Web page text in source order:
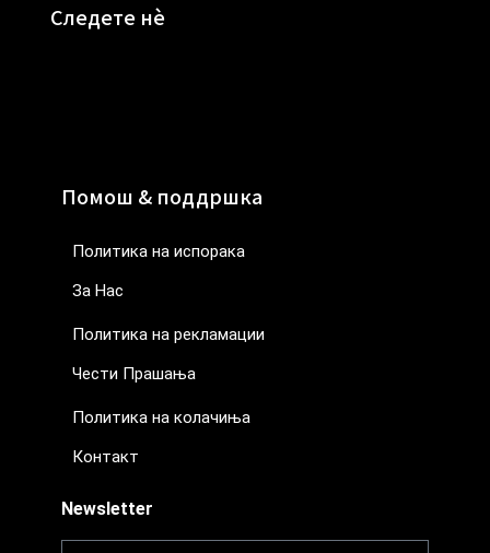
Следете нè
Помош & поддршка
Политика на испорака
За Нас
Политика на рекламации
Чести Прашања
Политика на колачиња
Контакт
Newsletter